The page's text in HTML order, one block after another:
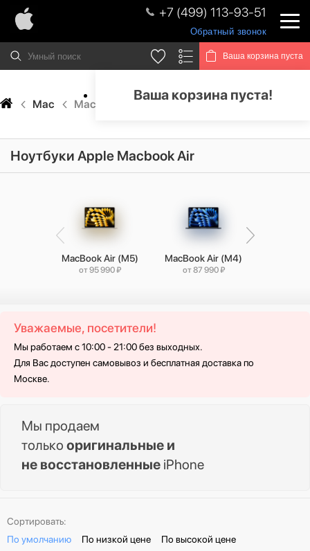
+7 (499) 113-93-51
Обратный звонок
Ваша корзина пуста
Ваша корзина пуста!
Mac MacBook Air
Ноутбуки Apple Macbook Air
MacBook Air (M5)
от 95 990 ₽
MacBook Air (M4)
от 87 990 ₽
Уважаемые, посетители!
Мы работаем с 10:00 - 21:00 без выходных.
Для Вас доступен самовывоз и бесплатная доставка по
Москве.
Мы продаем
только оригинальные и
не восстановленные iPhone
Сортировать:
По умолчанию
По низкой цене
По высокой цене